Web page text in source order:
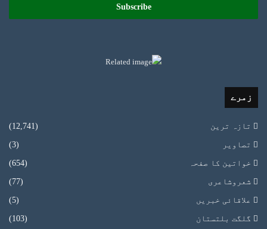
زمرے
تازہ ترین (12,741)
تصاویر (3)
خواتین کا صفحہ (654)
شعروشاعری (77)
علاقائی خبریں (5)
گلگت بلتستان (103)